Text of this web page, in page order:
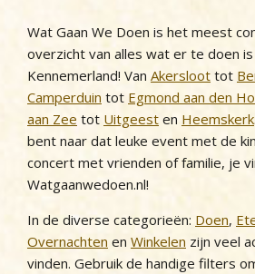
Wat Gaan We Doen is het meest
overzicht van alles wat er te doen
Kennemerland! Van Akersloot tot
Camperduin tot Egmond aan den
aan Zee tot Uitgeest en Heemskerk
bent naar dat leuke event met de
concert met vrienden of familie, je
Watgaanwedoen.nl!
In de diverse categorieën: Doen,
Overnachten en Winkelen zijn veel
vinden. Gebruik de handige filters